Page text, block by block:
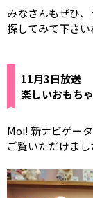
みなさんもぜひ
探してみて下さい
11月3日放送
楽しいおもち
Moi! 新ナビゲー
ご覧いただけまし